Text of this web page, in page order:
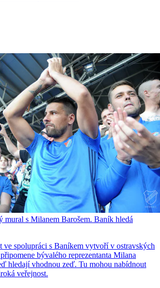
mural s Milanem Barošem. Baník hledá
ve spolupráci s Baníkem vytvoří v ostravských
bývalého reprezentanta Milana
hledají vhodnou zeď. Tu mohou nabídnout
veřejnost.